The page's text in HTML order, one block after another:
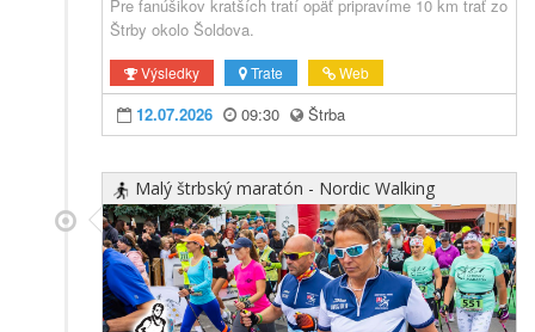
Pre fanúšikov kratších tratí opäť pripravíme 10 km trať zo
Štrby okolo Šoldova.
Výsledky Trate Web
12.07.2026 09:30 Štrba
Malý štrbský maratón - Nordic Walking